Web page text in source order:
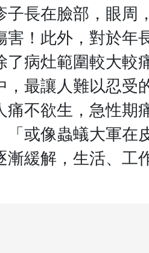
長在臉部，眼周
！此外，對於年
病灶範圍較大較
最讓人難以忍受
不欲生，急性期
或像蟲蟻大軍在
緩解，生活、工